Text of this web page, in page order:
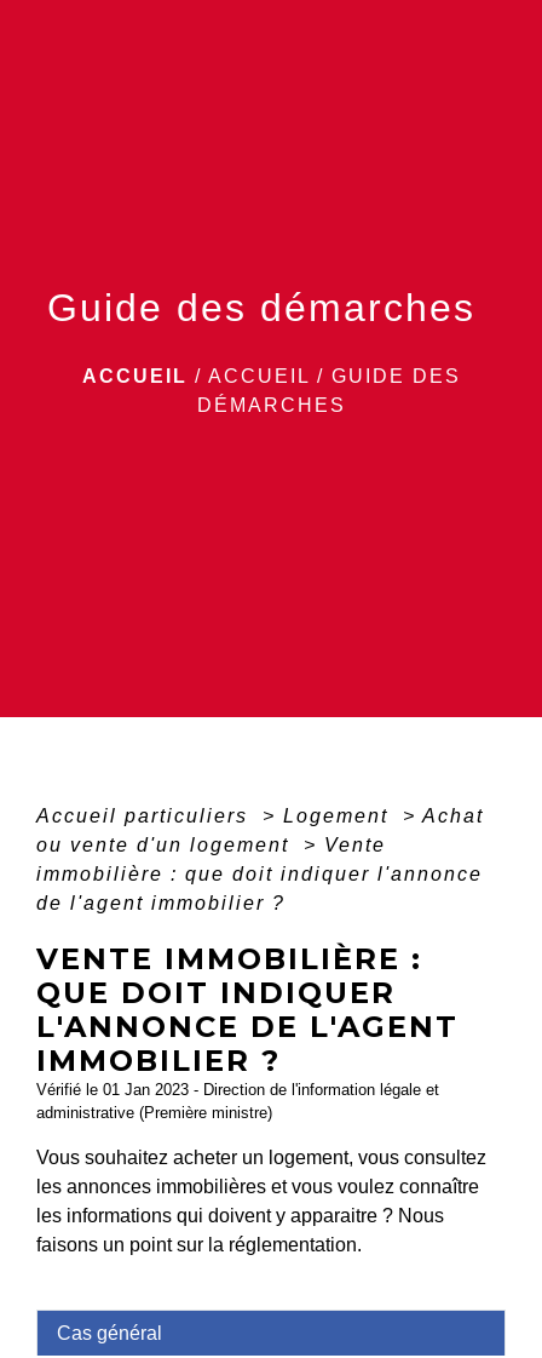
Guide des démarches
ACCUEIL / ACCUEIL / GUIDE DES
DÉMARCHES
Accueil particuliers > Logement > Achat
ou vente d'un logement
> Vente
immobilière : que doit indiquer l'annonce
de l'agent immobilier ?
VENTE IMMOBILIÈRE :
QUE DOIT INDIQUER
L'ANNONCE DE L'AGENT
IMMOBILIER ?
Vérifié le 01 Jan 2023 - Direction de l'information légale et
administrative (Première ministre)
Vous souhaitez acheter un logement, vous consultez
les annonces immobilières et vous voulez connaître
les informations qui doivent y apparaitre ? Nous
faisons un point sur la réglementation.
Cas général